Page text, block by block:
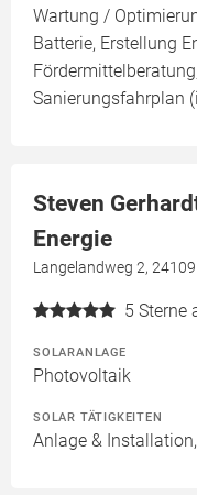
Wartung /
Batterie, Erstellung
Sanierungsfahrplan
Steven
Energie
Langelandweg 2,
5 Sterne
SOLARANLAGE
Photovoltaik
SOLAR TÄTIGKEITEN
Anlage &